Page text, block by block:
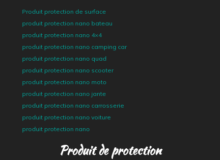
Produit protection de surface
produit protection nano bateau
produit protection nano 4×4
produit protection nano camping car
produit protection nano quad
produit protection nano scooter
produit protection nano moto
produit protection nano jante
produit protection nano carrosserie
produit protection nano voiture
produit protection nano
Produit de protection